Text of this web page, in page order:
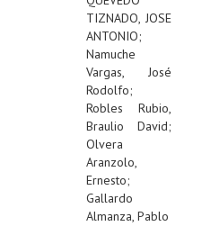
TIZNADO, JOSE
ANTONIO;
Namuche
Vargas, José
Rodolfo;
Robles Rubio,
Braulio David;
Olvera
Aranzolo,
Ernesto;
Gallardo
Almanza, Pablo